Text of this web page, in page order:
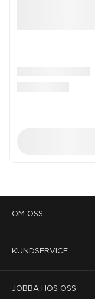
OM OSS
KUNDSERVICE
JOBBA HOS OSS